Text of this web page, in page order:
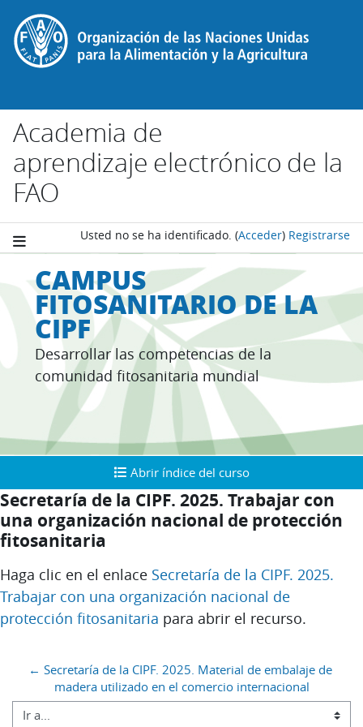
Salta al contenido principal
Academia de
aprendizaje electrónico de la
FAO
Usted no se ha identificado. (Acceder) Registrarse
CAMPUS
FITOSANITARIO DE LA
CIPF
Desarrollar las competencias de la
comunidad fitosanitaria mundial
Abrir índice del curso
Abrir índice del curso
Secretaría de la CIPF. 2025. Trabajar con
una organización nacional de protección
fitosanitaria
Requisitos de finalización
Haga clic en el enlace Secretaría de la CIPF. 2025.
Trabajar con una organización nacional de
protección fitosanitaria para abrir el recurso.
← Secretaría de la CIPF. 2025. Material de embalaje de
madera utilizado en el comercio internacional